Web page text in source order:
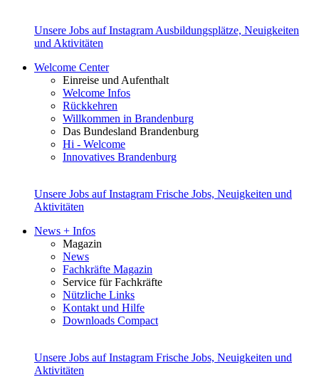
Unsere Jobs auf Instagram Ausbildungsplätze, Neuigkeiten
und Aktivitäten
Welcome Center
Einreise und Aufenthalt
Welcome Infos
Rückkehren
Willkommen in Brandenburg
Das Bundesland Brandenburg
Hi - Welcome
Innovatives Brandenburg
Unsere Jobs auf Instagram Frische Jobs, Neuigkeiten und
Aktivitäten
News + Infos
Magazin
News
Fachkräfte Magazin
Service für Fachkräfte
Nützliche Links
Kontakt und Hilfe
Downloads Compact
Unsere Jobs auf Instagram Frische Jobs, Neuigkeiten und
Aktivitäten